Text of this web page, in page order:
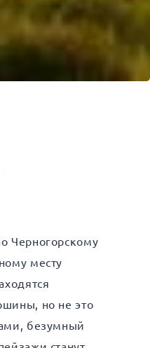
Черногорскому
месту
но не это
безумный